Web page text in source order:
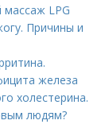
LPG
Причины и
железа
холестерина.
людям?